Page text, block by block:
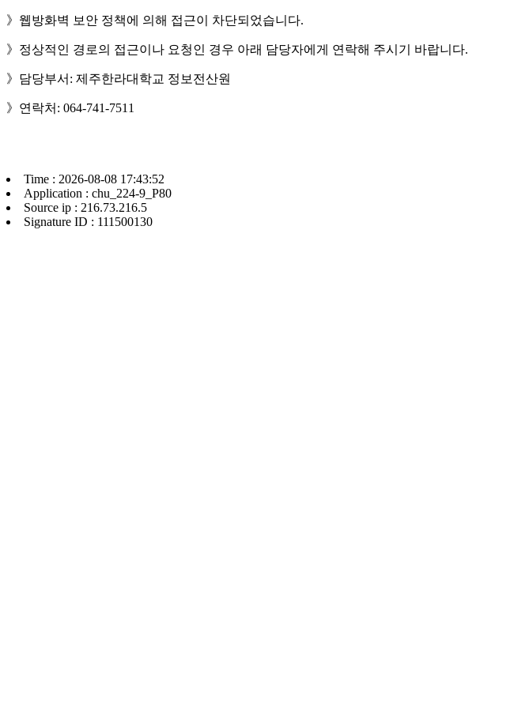
》웹방화벽 보안 정책에 의해 접근이 차단되었습니다.
》정상적인 경로의 접근이나 요청인 경우 아래 담당자에게 연락해 주시기 바랍니다.
》담당부서: 제주한라대학교 정보전산원
》연락처: 064-741-7511
Time : 2026-08-08 17:43:52
Application : chu_224-9_P80
Source ip : 216.73.216.5
Signature ID : 111500130